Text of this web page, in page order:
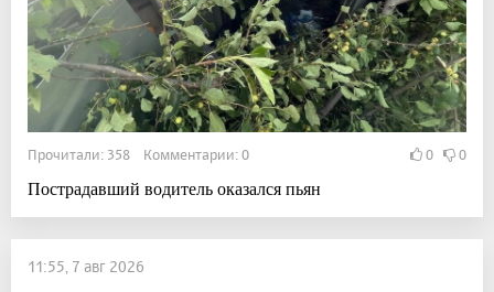
Прочитали: 358 Комментарии: 0 0 0
Пострадавший водитель оказался пьян
11:55, 7 авг 2026